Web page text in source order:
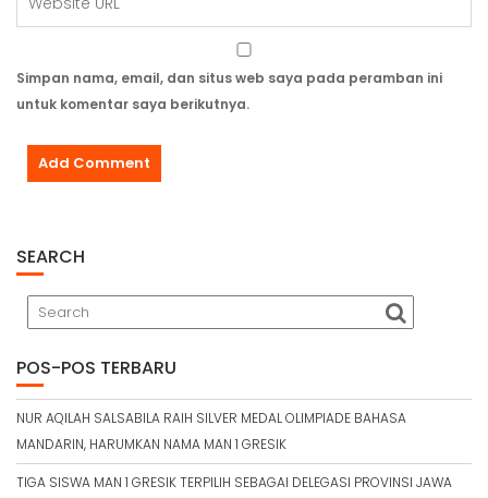
Simpan nama, email, dan situs web saya pada peramban ini
untuk komentar saya berikutnya.
SEARCH
POS-POS TERBARU
NUR AQILAH SALSABILA RAIH SILVER MEDAL OLIMPIADE BAHASA
MANDARIN, HARUMKAN NAMA MAN 1 GRESIK
TIGA SISWA MAN 1 GRESIK TERPILIH SEBAGAI DELEGASI PROVINSI JAWA